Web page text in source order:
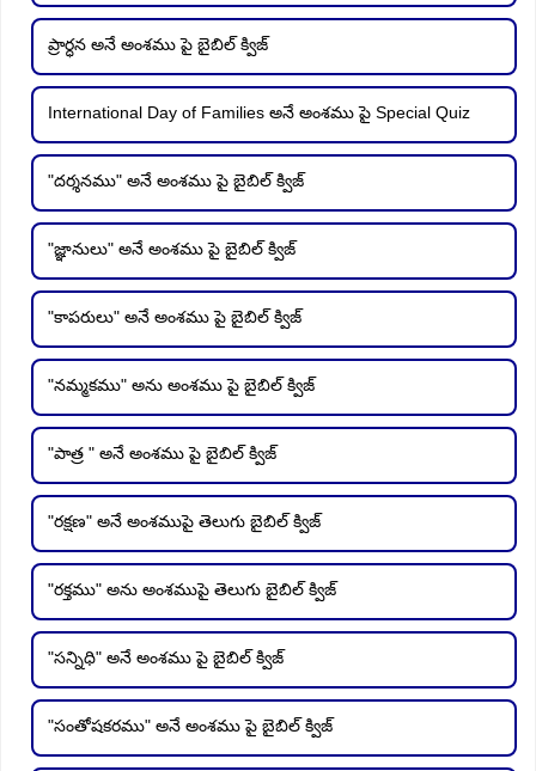
ప్రార్ధన అనే అంశము పై బైబిల్ క్విజ్
International Day of Families అనే అంశము పై Special Quiz
"దర్శనము" అనే అంశము పై బైబిల్ క్విజ్
"జ్ఞానులు" అనే అంశము పై బైబిల్ క్విజ్
"కాపరులు" అనే అంశము పై బైబిల్ క్విజ్
"నమ్మకము" అను అంశము పై బైబిల్ క్విజ్
"పాత్ర " అనే అంశము పై బైబిల్ క్విజ్
"రక్షణ" అనే అంశముపై తెలుగు బైబిల్ క్విజ్
"రక్తము" అను అంశముపై తెలుగు బైబిల్ క్విజ్
"సన్నిధి" అనే అంశము పై బైబిల్ క్విజ్
"సంతోషకరము" అనే అంశము పై బైబిల్ క్విజ్